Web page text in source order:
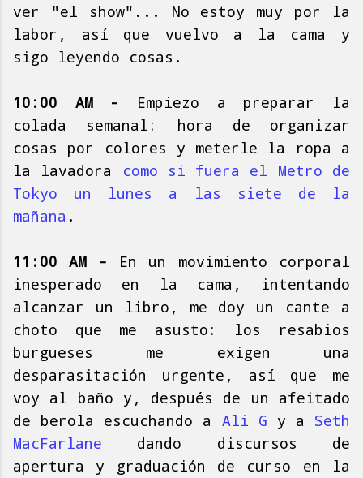
ver "el show"... No estoy muy por la
labor, así que vuelvo a la cama y
sigo leyendo cosas.
10:00 AM - Empiezo a preparar la
colada semanal: hora de organizar
cosas por colores y meterle la ropa a
la lavadora
como si fuera el Metro de
Tokyo un lunes a las siete de la
mañana .
11:00 AM - En un movimiento corporal
inesperado en la cama, intentando
alcanzar un libro, me doy un cante a
choto que me asusto: los resabios
burgueses me exigen una
desparasitación urgente, así que me
voy al baño y, después de un afeitado
de berola escuchando a Ali G y a Seth
MacFarlane dando discursos de
apertura y graduación de curso en la